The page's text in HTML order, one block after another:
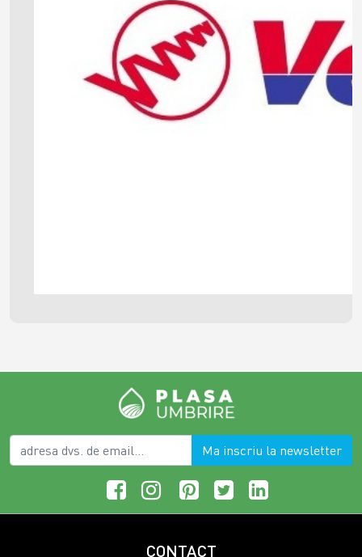
Ma inscriu la newsletter
CONTACT